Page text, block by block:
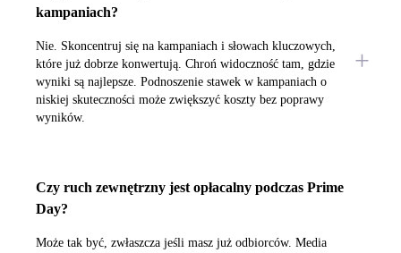
kampaniach?
Nie. Skoncentruj się na kampaniach i słowach kluczowych,
które już dobrze konwertują. Chroń widoczność tam, gdzie
wyniki są najlepsze. Podnoszenie stawek w kampaniach o
niskiej skuteczności może zwiększyć koszty bez poprawy
wyników.
Czy ruch zewnętrzny jest opłacalny podczas Prime
Day?
Może tak być, zwłaszcza jeśli masz już odbiorców. Media